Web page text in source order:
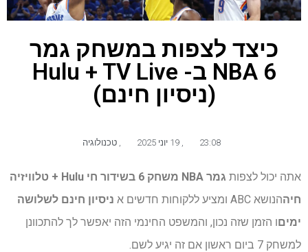
כיצד לצפות במשחק גמר
NBA 6 ב- Hulu + TV Live
(ניסיון חינם)
23:08 19 יוני 2025 טכנולוגיה
אתה יכול לצפות גמר NBA משחק 6 בשידור חי
Hulu + טלוויזיה
חיההנושא ABC ומציע ללקוחות חדשים א
ניסיון חינם לשלושה
ימיםו הזמן שזה נכון, והמשפט החינמי הזה יאפשר לך להתכוונן
למשחק 7 ביום ראשון אם זה יגיע לשם.